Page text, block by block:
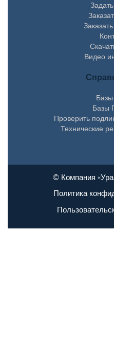
Видео
Базы
Базы
Проверить
Технические
© Компания
Политика